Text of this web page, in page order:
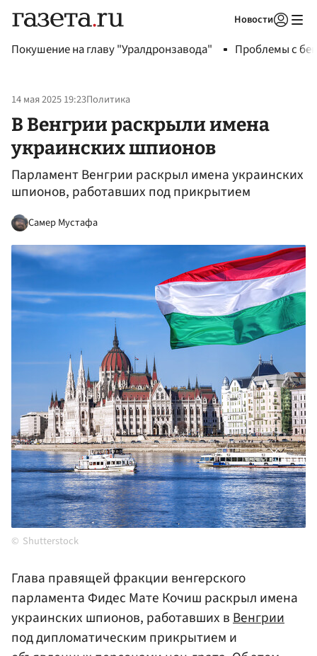
Новости
Покушение на главу "Уралдронзавода" Проблемы с
14 мая 2025 19:23Политика
В Венгрии раскрыли имена
украинских шпионов
Парламент Венгрии раскрыл имена украинских
шпионов, работавших под прикрытием
Самер Мустафа
Shutterstock
Глава правящей фракции венгерского
парламента Фидес Мате Кочиш раскрыл имена
украинских шпионов, работавших вВенгрии
под дипломатическим прикрытием и